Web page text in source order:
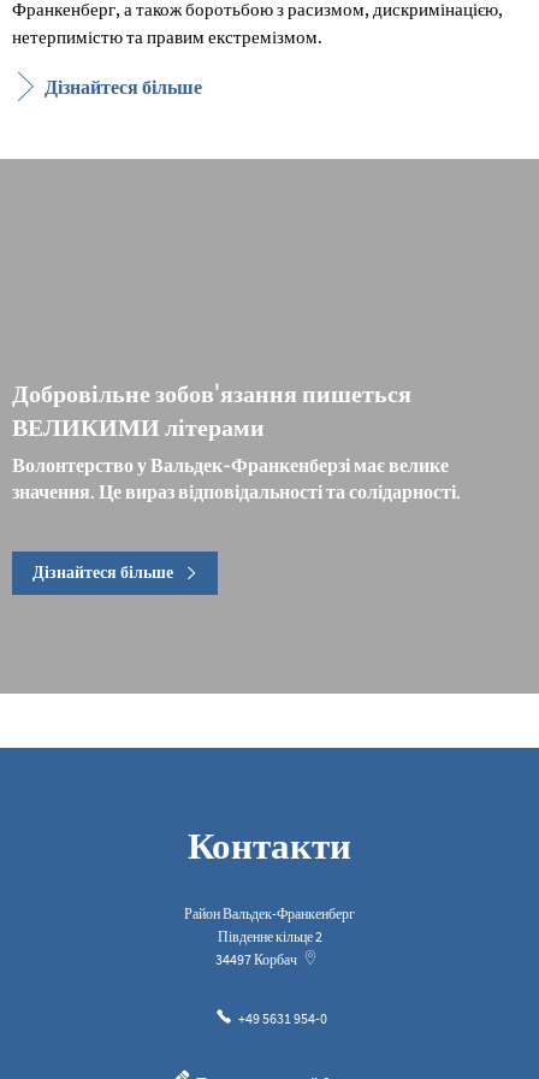
Франкенберг, а також боротьбою з расизмом, дискримінацією,
нетерпимістю та правим екстремізмом.
Дізнайтеся більше
Добровільне зобов'язання пишеться
ВЕЛИКИМИ літерами
Волонтерство у Вальдек-Франкенберзі має велике
значення. Це вираз відповідальності та солідарності.
Дізнайтеся більше
Контакти
Район Вальдек-Франкенберг
Південне кільце 2
34497Корбач
+49 5631 954-0